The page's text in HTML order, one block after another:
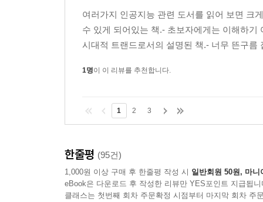
--- p.184
인공지능을 이해하고 활용하기 위해서 노력하고
보일 것이다. 여행을 다녀온 후에 당연했던 일상
--- p.189
여러가지 인공지능 관련 도서를 읽어 보면 크
수 있게 되어있는 책.- 초보자에게는 이해하
시대적 트랜드로서의 설명된 책.- 너무 뜬구
1명이 이 리뷰를 추천합니다.
1 2 3
한줄평 (95건)
1,000원 이상 구매 후 한줄평 작성 시 일반회원 50원, 마니
eBook은 다운로드 후 작성한 리뷰만 YES포인트 지급됩니
클래스는 첫번째 회차 주문확정 시점부터 마지막 회차 주